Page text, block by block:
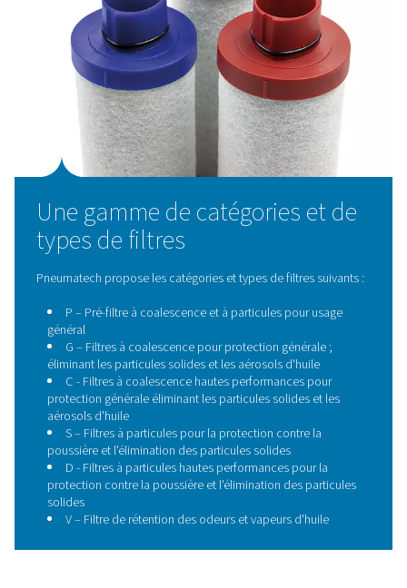
Pureté d'air assurée
Niveau élevé de contrôle des contaminants.
Conformez-vous aux exigences de la classe ISO
Faites attention aux contaminants qui peuvent
pendant la compression et la distribution de l’air.
Les avantages de choisir
filtres Pneumatech
Notre gamme complète de filtres est basée sur
développements de brevets uniques et exclusifs afin
efficacement tous les types de contamination.
technologie de pointe vous offre une série
Les noyaux de filtre en acier inoxydable
performance améliorés garantissent une solidité
sécurité supérieure.
Le nouvel élément filtrant perfectionné assure
élevée, une perte de charge moindre et des
garanties durant toute sa durée de vie.